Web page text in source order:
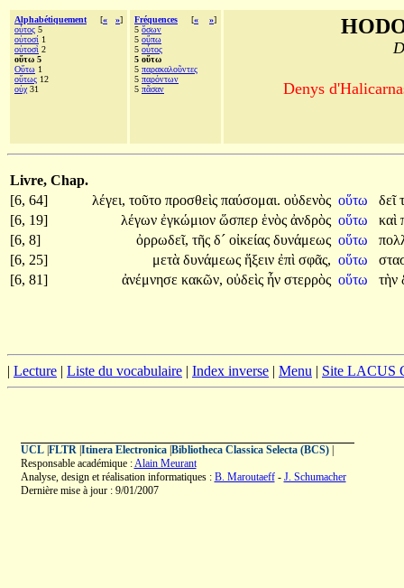
Alphabétiquement [« »]
οὗτος 5
οὑτοσί 1
οὑτοσὶ 2
οὕτω 5
Οὕτω 1
οὕτως 12
οὐχ 31
Fréquences [« »]
5 ὅσων
5 οὔπω
5 οὗτος
5 οὕτω
5 παρακαλοῦντες
5 παρόντων
5 πᾶσαν Denys
Livre, Chap.
[6, 64]
λέγει, τοῦτο προσθεὶς παύσομαι. οὐδενὸς οὕτω δεῖ
[6, 19]
λέγων ἐγκώμιον ὥσπερ ἑνὸς ἀνδρὸς οὕτω καὶ
[6, 8]
ὀρρωδεῖ, τῆς δ´ οἰκείας δυνάμεως οὕτω
[6, 25]
μετὰ δυνάμεως ἥξειν ἐπὶ σφᾶς, οὕτω
[6, 81]
ἀνέμνησε κακῶν, οὐδεὶς ἦν στερρὸς οὕτω τὴν
| Lecture | Liste du vocabulaire | Index inverse | Menu | Site LACUS
UCL| FLTR| Itinera Electronica| Bibliotheca Classica Selecta (BCS)|
Responsable académique :Alain Meurant
Analyse, design et réalisation informatiques : B. Maroutaeff- J. Schumacher
Dernière mise à jour : 9/01/2007